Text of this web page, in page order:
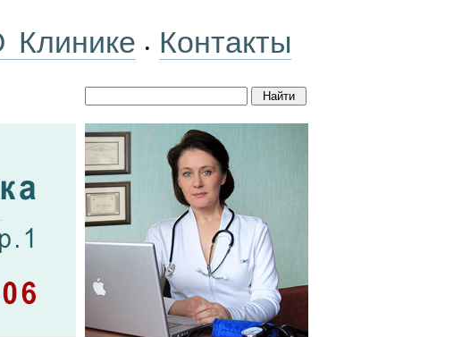
Клинике • Контакты